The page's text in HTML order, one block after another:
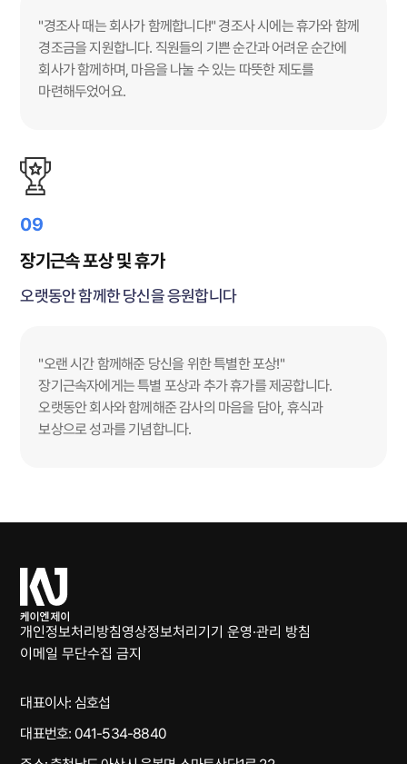
"경조사 때는 회사가 함께합니다!" 경조사 시에는 휴가와 함께
경조금을 지원합니다. 직원들의 기쁜 순간과 어려운 순간에
회사가 함께하며, 마음을 나눌 수 있는 따뜻한 제도를
마련해두었어요.
09
장기근속 포상 및 휴가
오랫동안 함께한 당신을 응원합니다
"오랜 시간 함께해준 당신을 위한 특별한 포상!"
장기근속자에게는 특별 포상과 추가 휴가를 제공합니다.
오랫동안 회사와 함께해준 감사의 마음을 담아, 휴식과
보상으로 성과를 기념합니다.
케
이
엔
제
이
개인정보처리방침영상정보처리기기 운영·관리 방침
이메일 무단수집 금지
대표이사: 심호섭
대표번호: 041-534-8840